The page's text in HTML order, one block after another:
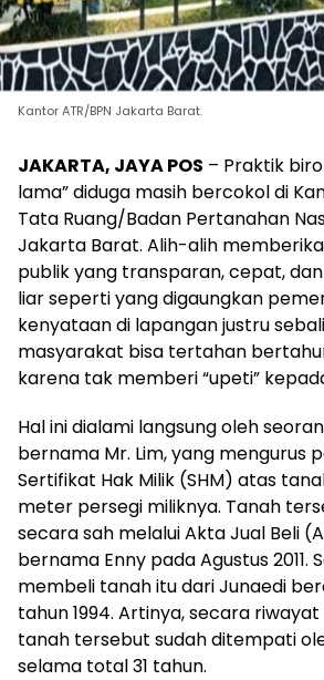
Kantor ATR/BPN Jakarta Barat.
JAKARTA, JAYA POS – Praktik
lama” diduga masih bercokol di
Tata Ruang/Badan Pertanahan
Jakarta Barat. Alih-alih
publik yang transparan, cepat,
liar seperti yang digaungkan
kenyataan di lapangan justru
masyarakat bisa tertahan
karena tak memberi “upeti”
Hal ini dialami langsung oleh
bernama Mr. Lim, yang mengurus
Sertifikat Hak Milik (SHM) atas
meter persegi miliknya. Tanah
secara sah melalui Akta Jual Beli
bernama Enny pada Agustus 2011.
membeli tanah itu dari Junaedi
tahun 1994. Artinya, secara
tanah tersebut sudah ditempati
selama total 31 tahun.